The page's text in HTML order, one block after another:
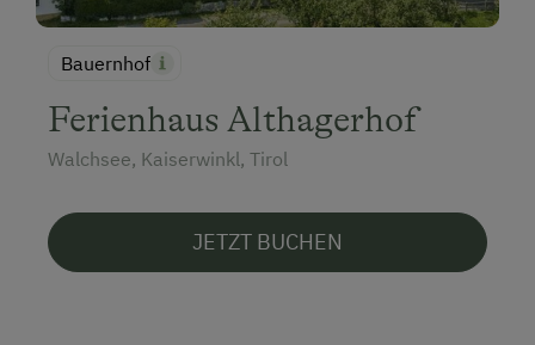
Bauernhof
Ferienhaus Althagerhof
Walchsee, Kaiserwinkl, Tirol
JETZT BUCHEN